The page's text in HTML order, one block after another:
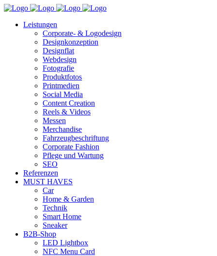
Leistungen
Corporate- & Logodesign
Designkonzeption
Designflat
Webdesign
Fotografie
Produktfotos
Printmedien
Social Media
Content Creation
Reels & Videos
Messen
Merchandise
Fahrzeugbeschriftung
Corporate Fashion
Pflege und Wartung
SEO
Referenzen
MUST HAVES
Car
Home & Garden
Technik
Smart Home
Sneaker
B2B-Shop
LED Lightbox
NFC Menu Card